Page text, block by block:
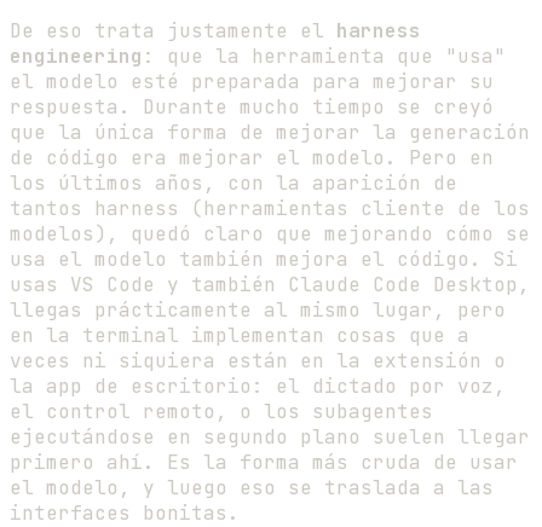
De eso trata justamente el harness
engineering : que la herramienta que "usa"
el modelo esté preparada para mejorar su
respuesta. Durante mucho tiempo se creyó
que la única forma de mejorar la generación
de código era mejorar el modelo. Pero en
los últimos años, con la aparición de
tantos harness (herramientas cliente de los
modelos), quedó claro que mejorando cómo se
usa el modelo también mejora el código. Si
usas VS Code y también Claude Code Desktop,
llegas prácticamente al mismo lugar, pero
en la terminal implementan cosas que a
veces ni siquiera están en la extensión o
la app de escritorio: el dictado por voz,
el control remoto, o los subagentes
ejecutándose en segundo plano suelen llegar
primero ahí. Es la forma más cruda de usar
el modelo, y luego eso se traslada a las
interfaces bonitas.